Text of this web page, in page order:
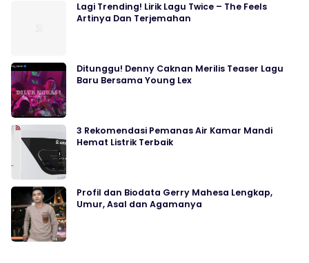
Lagi Trending! Lirik Lagu Twice – The Feels
Artinya Dan Terjemahan
Ditunggu! Denny Caknan Merilis Teaser Lagu
Baru Bersama Young Lex
3 Rekomendasi Pemanas Air Kamar Mandi
Hemat Listrik Terbaik
Profil dan Biodata Gerry Mahesa Lengkap,
Umur, Asal dan Agamanya